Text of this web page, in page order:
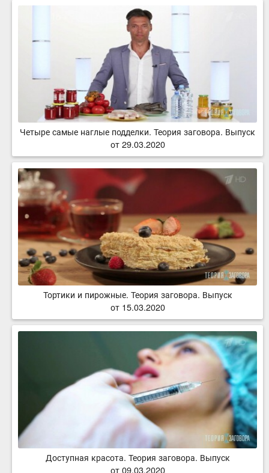
Четыре самые наглые подделки. Теория заговора. Выпуск
от 29.03.2020
Тортики и пирожные. Теория заговора. Выпуск
от 15.03.2020
Доступная красота. Теория заговора. Выпуск
от 09.03.2020